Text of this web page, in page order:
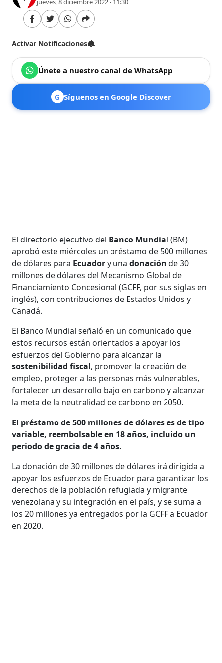
jueves, 8 diciembre 2022 - 11:30
Activar Notificaciones
Únete a nuestro canal de WhatsApp
G Síguenos en Google Discover
El directorio ejecutivo del Banco Mundial(BM)
aprobó este miércoles un préstamo de 500 millones
de dólares para Ecuadory unadonación de 30
millones de dólares del Mecanismo Global de
Financiamiento Concesional (GCFF, por sus siglas en
inglés), con contribuciones de Estados Unidos y
Canadá.
El Banco Mundial señaló en un comunicado que
estos recursos están orientados a apoyar los
esfuerzos del Gobierno para alcanzar la
sostenibilidad fiscal, promover la creación de
empleo, proteger a las personas más vulnerables,
fortalecer un desarrollo bajo en carbono y alcanzar
la meta de la neutralidad de carbono en 2050.
El préstamo de 500 millones de dólares es de tipo
variable, reembolsable en 18 años, incluido un
periodo de gracia de 4 años.
La donación de 30 millones de dólares irá dirigida a
apoyar los esfuerzos de Ecuador para garantizar los
derechos de la población refugiada y migrante
venezolana y su integración en el país, y se suma a
los 20 millones ya entregados por la GCFF a Ecuador
en 2020.